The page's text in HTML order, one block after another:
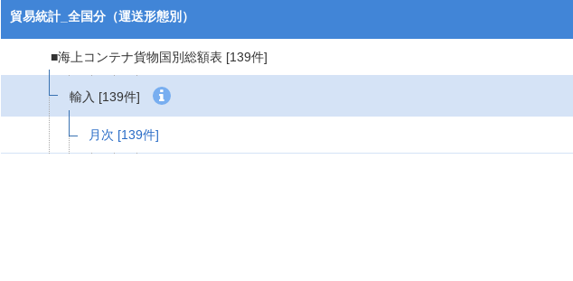
貿易統計_全国分（運送形態別）
■海上コンテナ貨物国別総額表 [139件]
輸入 [139件]
月次 [139件]